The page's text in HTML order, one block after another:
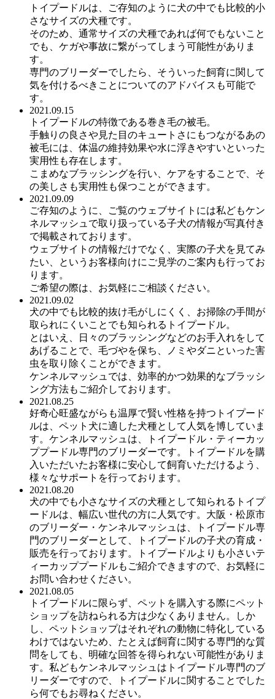
トイプードルは、ご存知のように犬の中でも比較的小
さなサイズの犬種です。
そのため、通常サイズの犬種であれば何でもないこと
でも、ケガや事故に繋がってしまう可能性がありま
す。
専門のブリーダーでしたら、そういった飼育に関して
気を付けるべきことについてのアドバイスも可能で
す。
2021.09.15
トイプードルの特徴である巻き毛の被毛。
手触りの良さや見た目のキュートさにもつながるあの
被毛には、体温の維持効果や水に浮きやすいといった
実用性も存在します。
こまめなブラッシングを行い、ケアをすることで、そ
の美しさも実用性も保つことができます。
2021.09.09
ご存知のように、ご覧のウェブサイトには私どもケン
ネルマッシュで取り扱っている子犬の情報が写真付き
で掲載されております。
ウェブサイトの情報だけでなく、実際の子犬を見てみ
たい、というお客様向けにご見学のご案内も行ってお
ります。
ご希望の際は、お気軽にご相談ください。
2021.09.02
犬の中でも比較的抜け毛がしにくく、お掃除の手間が
取られにくいことでも知られるトイプードル。
とはいえ、日々のブラッシングなどのお手入れをして
あげることで、毛づやを保ち、ノミやダニといった害
虫を取り除くことができます。
ケンネルマッシュでは、効率的かつ効果的なブラッシ
ング方法もご紹介しております。
2021.08.25
好奇心旺盛ながらも温厚で賢い性格を持つトイプード
ルは、ペット犬に適した犬種として人気を博していま
す。ケンネルマッシュは、トイプードル・ティーカッ
ププードル専門のブリーダーです。トイプードルを購
入いただいたお客様に安心して飼育いただけるよう、
様々なサポートを行っております。
2021.08.20
犬の中でも小さなサイズの犬種として知られるトイプ
ードルは、幅広い世代の方に人気です。大阪・松原市
のブリーダー・ケンネルマッシュは、トイプードル専
門のブリーダーとして、トイプードルの子犬の育成・
販売を行っております。トイプードルよりも小さいテ
ィーカッププードルもご紹介できますので、お気軽に
お問い合わせください。
2021.08.05
トイプードルに限らず、ペットを購入する際にペット
ショップを訪ねられる方は少なくありません。しか
し、ペットショップはそれぞれの動物に特化している
わけではないため、たとえば飼育に関する専門的な質
問をしても、明確な回答を得られない可能性がありま
す。私どもケンネルマッシュはトイプードル専門のブ
リーダーですので、トイプードルに関することでした
ら何でもお尋ねください。